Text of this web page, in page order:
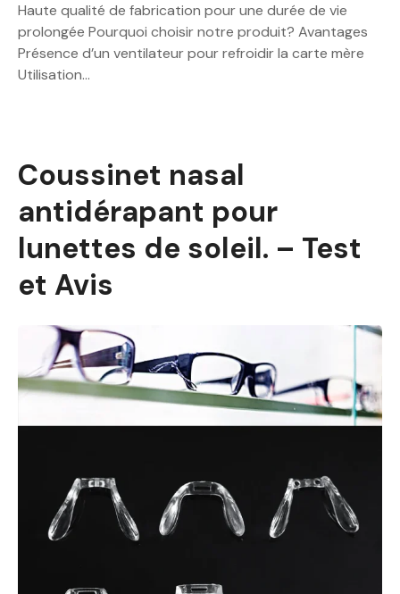
Haute qualité de fabrication pour une durée de vie
prolongée Pourquoi choisir notre produit? Avantages
Présence d’un ventilateur pour refroidir la carte mère
Utilisation…
Coussinet nasal
antidérapant pour
lunettes de soleil. – Test
et Avis